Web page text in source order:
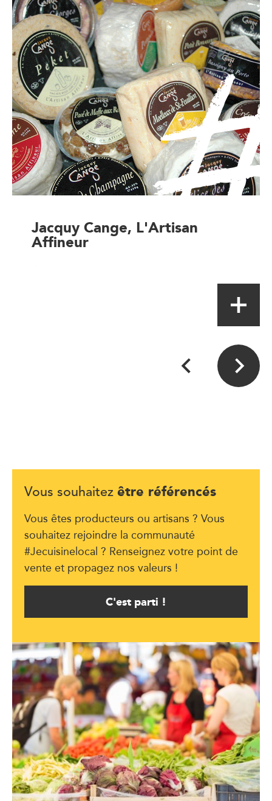
Jacquy Cange, L'Artisan
Affineur
Vous souhaitez être référencés
Vous êtes producteurs ou artisans ? Vous
souhaitez rejoindre la communauté
#Jecuisinelocal ? Renseignez votre point de
vente et propagez nos valeurs !
C'est parti !